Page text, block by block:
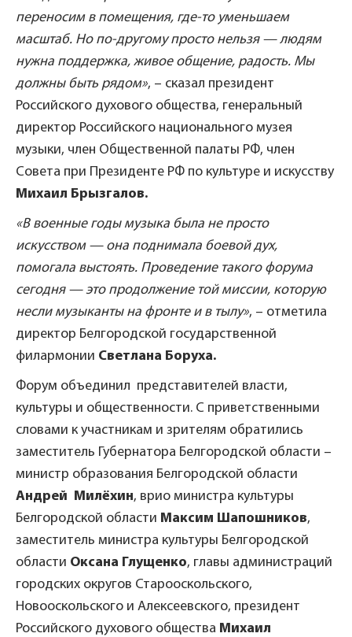
переносим в помещения, где-то уменьшаем
масштаб. Но по-другому просто нельзя — людям
нужна поддержка, живое общение, радость. Мы
должны быть рядом», – сказал президент
Российского духового общества, генеральный
директор Российского национального музея
музыки, член Общественной палаты РФ, член
Совета при Президенте РФ по культуре и искусству
Михаил Брызгалов.
«В военные годы музыка была не просто
искусством — она поднимала боевой дух,
помогала выстоять. Проведение такого форума
сегодня — это продолжение той миссии, которую
несли музыканты на фронте и в тылу», – отметила
директор Белгородской государственной
филармонии Светлана Боруха.
Форум объединил представителей власти,
культуры и общественности. С приветственными
словами к участникам и зрителям обратились
заместитель Губернатора Белгородской области –
министр образования Белгородской области
Андрей Милёхин, врио министра культуры
Белгородской области Максим Шапошников,
заместитель министра культуры Белгородской
области Оксана Глущенко, главы администраций
городских округов Старооскольского,
Новооскольского и Алексеевского, президент
Российского духового общества Михаил